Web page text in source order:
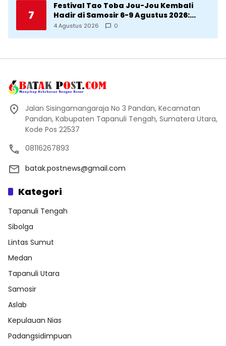
7
Festival Tao Toba Jou-Jou Kembali
Hadir di Samosir 6-9 Agustus 2026:
Datang Saksikan Kemeriahan dan Raih
4 Agustus 2026 0
Jalan Sisingamangaraja No 3 Pandan, Kecamatan
Pandan, Kabupaten Tapanuli Tengah, Sumatera Utara,
Kode Pos 22537
08116267893
batak.postnews@gmail.com
Kategori
Tapanuli Tengah
Sibolga
Lintas Sumut
Medan
Tapanuli Utara
Samosir
Aslab
Kepulauan Nias
Padangsidimpuan